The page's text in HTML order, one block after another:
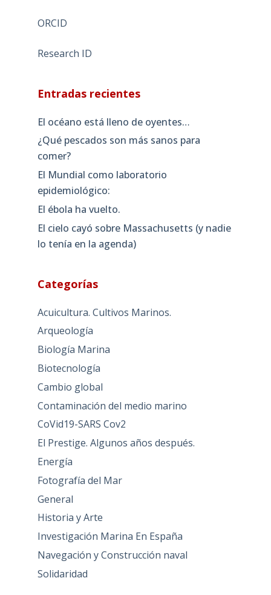
ORCID
Research ID
Entradas recientes
El océano está lleno de oyentes…
¿Qué pescados son más sanos para
comer?
El Mundial como laboratorio
epidemiológico:
El ébola ha vuelto.
El cielo cayó sobre Massachusetts (y nadie
lo tenía en la agenda)
Categorías
Acuicultura. Cultivos Marinos.
Arqueología
Biología Marina
Biotecnología
Cambio global
Contaminación del medio marino
CoVid19-SARS Cov2
El Prestige. Algunos años después.
Energía
Fotografía del Mar
General
Historia y Arte
Investigación Marina En España
Navegación y Construcción naval
Solidaridad